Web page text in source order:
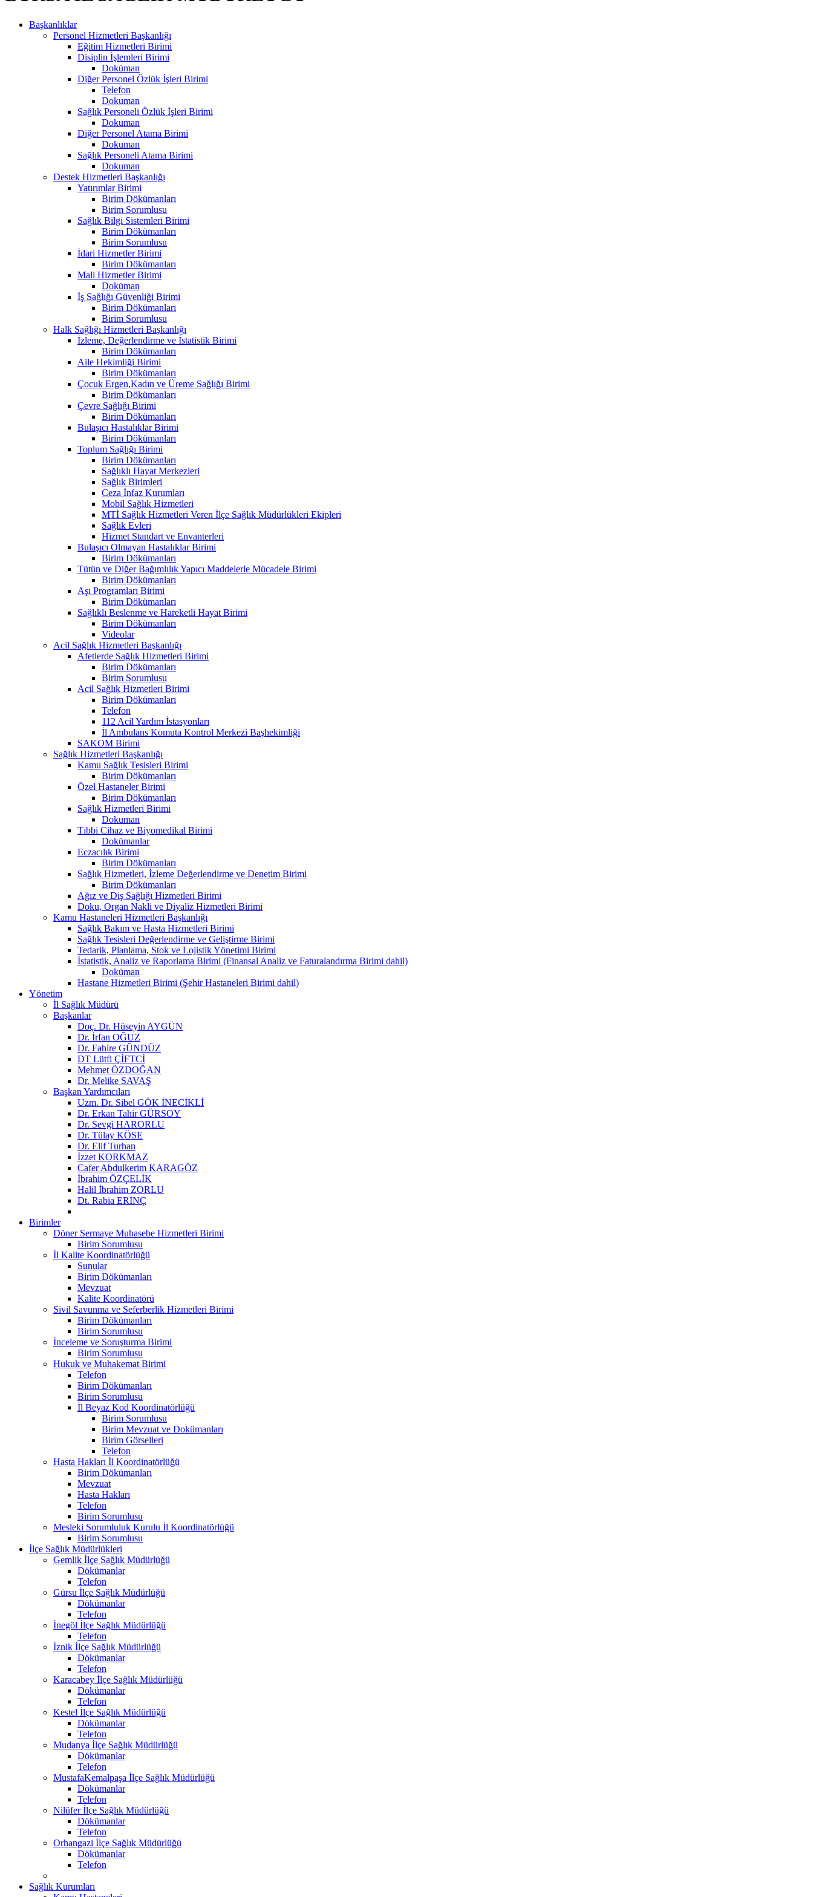
Başkanlıklar
Personel Hizmetleri Başkanlığı
Eğitim Hizmetleri Birimi
Disiplin İşlemleri Birimi
Doküman
Diğer Personel Özlük İşleri Birimi
Telefon
Dokuman
Sağlık Personeli Özlük İşleri Birimi
Dokuman
Diğer Personel Atama Birimi
Dokuman
Sağlık Personeli Atama Birimi
Dokuman
Destek Hizmetleri Başkanlığı
Yatırımlar Birimi
Birim Dökümanları
Birim Sorumlusu
Sağlık Bilgi Sistemleri Birimi
Birim Dökümanları
Birim Sorumlusu
İdari Hizmetler Birimi
Birim Dökümanları
Mali Hizmetler Birimi
Doküman
İş Sağlığı Güvenliği Birimi
Birim Dökümanları
Birim Sorumlusu
Halk Sağlığı Hizmetleri Başkanlığı
İzleme, Değerlendirme ve İstatistik Birimi
Birim Dökümanları
Aile Hekimliği Birimi
Birim Dökümanları
Çocuk Ergen,Kadın ve Üreme Sağlığı Birimi
Birim Dökümanları
Çevre Sağlığı Birimi
Birim Dökümanları
Bulaşıcı Hastalıklar Birimi
Birim Dökümanları
Toplum Sağlığı Birimi
Birim Dökümanları
Sağlıklı Hayat Merkezleri
Sağlık Birimleri
Ceza İnfaz Kurumları
Mobil Sağlık Hizmetleri
MTİ Sağlık Hizmetleri Veren İlçe Sağlık Müdürlükleri Ekipleri
Sağlık Evleri
Hizmet Standart ve Envanterleri
Bulaşıcı Olmayan Hastalıklar Birimi
Birim Dökümanları
Tütün ve Diğer Bağımlılık Yapıcı Maddelerle Mücadele Birimi
Birim Dökümanları
Aşı Programları Birimi
Birim Dökümanları
Sağlıklı Beslenme ve Hareketli Hayat Birimi
Birim Dökümanları
Videolar
Acil Sağlık Hizmetleri Başkanlığı
Afetlerde Sağlık Hizmetleri Birimi
Birim Dökümanları
Birim Sorumlusu
Acil Sağlık Hizmetleri Birimi
Birim Dökümanları
Telefon
112 Acil Yardım İstasyonları
İl Ambulans Komuta Kontrol Merkezi Başhekimliği
SAKOM Birimi
Sağlık Hizmetleri Başkanlığı
Kamu Sağlık Tesisleri Birimi
Birim Dökümanları
Özel Hastaneler Birimi
Birim Dökümanları
Sağlık Hizmetleri Birimi
Dokuman
Tıbbi Cihaz ve Biyomedikal Birimi
Dokümanlar
Eczacılık Birimi
Birim Dökümanları
Sağlık Hizmetleri, İzleme Değerlendirme ve Denetim Birimi
Birim Dökümanları
Ağız ve Diş Sağlığı Hizmetleri Birimi
Doku, Organ Nakli ve Diyaliz Hizmetleri Birimi
Kamu Hastaneleri Hizmetleri Başkanlığı
Sağlık Bakım ve Hasta Hizmetleri Birimi
Sağlık Tesisleri Değerlendirme ve Geliştirme Birimi
Tedarik, Planlama, Stok ve Lojistik Yönetimi Birimi
İstatistik, Analiz ve Raporlama Birimi (Finansal Analiz ve Faturalandırma Birimi dahil)
Doküman
Hastane Hizmetleri Birimi (Şehir Hastaneleri Birimi dahil)
Yönetim
İl Sağlık Müdürü
Başkanlar
Doç. Dr. Hüseyin AYGÜN
Dr. İrfan OĞUZ
Dr. Fahire GÜNDÜZ
DT Lütfi ÇİFTCİ
Mehmet ÖZDOĞAN
Dr. Melike SAVAŞ
Başkan Yardımcıları
Uzm. Dr. Sibel GÖK İNECİKLİ
Dr. Erkan Tahir GÜRSOY
Dr. Sevgi HARORLU
Dr. Tülay KÖSE
Dr. Elif Turhan
İzzet KORKMAZ
Cafer Abdulkerim KARAGÖZ
İbrahim ÖZÇELİK
Halil İbrahim ZORLU
Dt. Rabia ERİNÇ
Birimler
Döner Sermaye Muhasebe Hizmetleri Birimi
Birim Sorumlusu
İl Kalite Koordinatörlüğü
Sunular
Birim Dökümanları
Mevzuat
Kalite Koordinatörü
Sivil Savunma ve Seferberlik Hizmetleri Birimi
Birim Dökümanları
Birim Sorumlusu
İnceleme ve Soruşturma Birimi
Birim Sorumlusu
Hukuk ve Muhakemat Birimi
Telefon
Birim Dökümanları
Birim Sorumlusu
İl Beyaz Kod Koordinatörlüğü
Birim Sorumlusu
Birim Mevzuat ve Dokümanları
Birim Görselleri
Telefon
Hasta Hakları İl Koordinatörlüğü
Birim Dökümanları
Mevzuat
Hasta Hakları
Telefon
Birim Sorumlusu
Mesleki Sorumluluk Kurulu İl Koordinatörlüğü
Birim Sorumlusu
İlçe Sağlık Müdürlükleri
Gemlik İlçe Sağlık Müdürlüğü
Dökümanlar
Telefon
Gürsu İlçe Sağlık Müdürlüğü
Dökümanlar
Telefon
İnegöl İlçe Sağlık Müdürlüğü
Telefon
İznik İlçe Sağlık Müdürlüğü
Dökümanlar
Telefon
Karacabey İlçe Sağlık Müdürlüğü
Dökümanlar
Telefon
Kestel İlçe Sağlık Müdürlüğü
Dökümanlar
Telefon
Mudanya İlçe Sağlık Müdürlüğü
Dökümanlar
Telefon
MustafaKemalpaşa İlçe Sağlık Müdürlüğü
Dökümanlar
Telefon
Nilüfer İlçe Sağlık Müdürlüğü
Dökümanlar
Telefon
Orhangazi İlçe Sağlık Müdürlüğü
Dökümanlar
Telefon
Sağlık Kurumları